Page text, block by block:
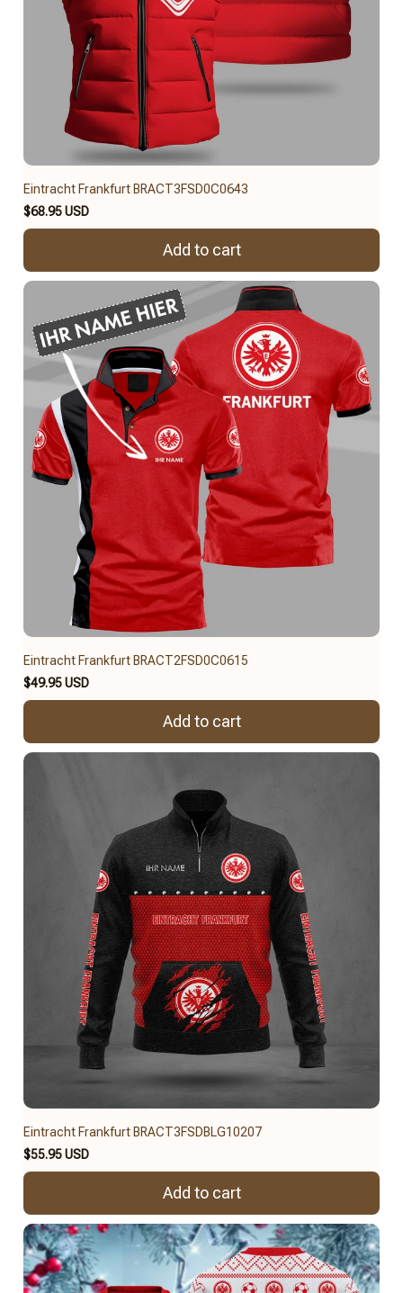
Eintracht Frankfurt BRACT3FSD0C0643
$68.95 USD
Add to cart
Eintracht Frankfurt BRACT2FSD0C0615
$49.95 USD
Add to cart
Eintracht Frankfurt BRACT3FSDBLG10207
$55.95 USD
Add to cart